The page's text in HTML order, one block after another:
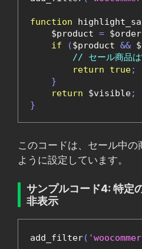
function
    $product
= $order
if
($product &&
// セール商品は
return
true;
}
return $visible;
}
このコードは、セール中
ように設定しています。
サンプルコード4: 特定
非表示
add_filter(